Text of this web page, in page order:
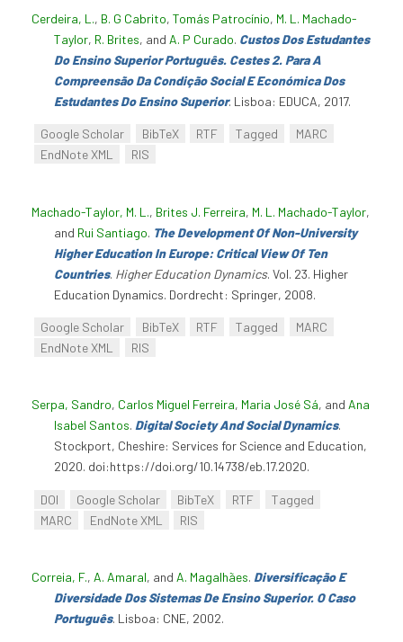
Cerdeira, L., B. G Cabrito, Tomás Patrocínio, M. L. Machado-
Taylor, R. Brites, and A. P Curado. Custos Dos Estudantes
Do Ensino Superior Português. Cestes 2. Para A
Compreensão Da Condição Social E Económica Dos
Estudantes Do Ensino Superior. Lisboa: EDUCA, 2017.
Google Scholar BibTeX RTF Tagged
MARC
EndNote XML
RIS
Machado-Taylor, M. L., Brites J. Ferreira, M. L. Machado-Taylor,
and Rui Santiago. The Development Of Non-University
Higher Education In Europe: Critical View Of Ten
Countries. Higher Education Dynamics. Vol. 23. Higher
Education Dynamics. Dordrecht: Springer, 2008.
Google Scholar BibTeX RTF Tagged
MARC
EndNote XML
RIS
Serpa, Sandro, Carlos Miguel Ferreira, Maria José Sá, and Ana
Isabel Santos. Digital Society And Social Dynamics.
Stockport, Cheshire: Services for Science and Education,
2020. doi:https://doi.org/10.14738/eb.17.2020.
DOI Google Scholar BibTeX RTF
Tagged
MARC
EndNote XML RIS
Correia, F., A. Amaral, and A. Magalhães. Diversificação E
Diversidade Dos Sistemas De Ensino Superior. O Caso
Português. Lisboa: CNE, 2002.